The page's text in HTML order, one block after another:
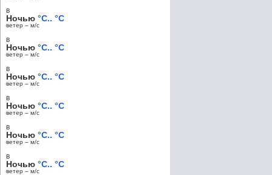
в
Ночью °C.. °C
ветер – м/c
в
Ночью °C.. °C
ветер – м/c
в
Ночью °C.. °C
ветер – м/c
в
Ночью °C.. °C
ветер – м/c
в
Ночью °C.. °C
ветер – м/c
в
Ночью °C.. °C
ветер – м/c